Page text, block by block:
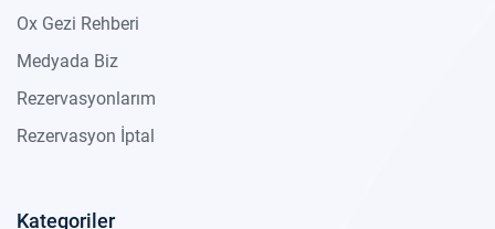
Ox Gezi Rehberi
Medyada Biz
Rezervasyonlarım
Rezervasyon İptal
Kategoriler